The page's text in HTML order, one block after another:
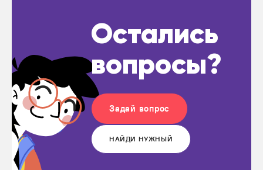
Остались
вопросы?
Задай вопрос
НАЙДИ НУЖНЫЙ